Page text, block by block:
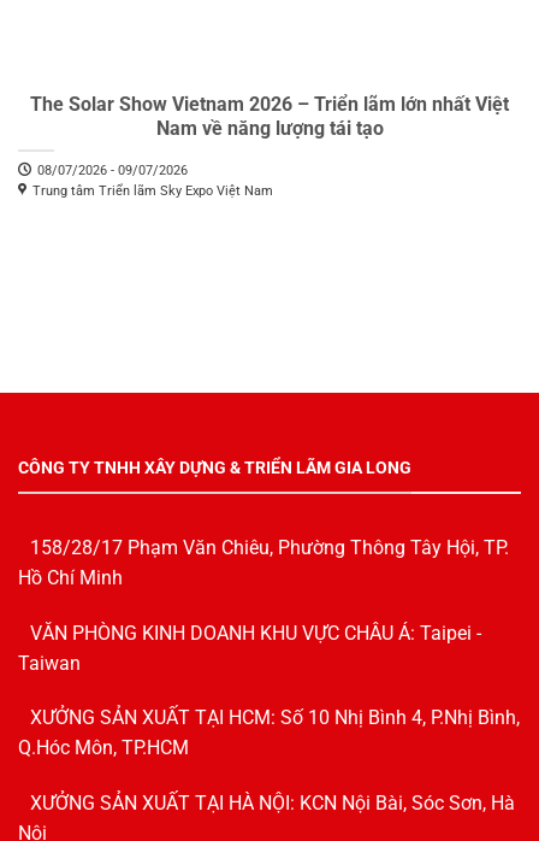
The Solar Show Vietnam 2026 – Triển lãm lớn nhất Việt
Nam về năng lượng tái tạo
08/07/2026 - 09/07/2026
Trung tâm Triển lãm Sky Expo Việt Nam
CÔNG TY TNHH XÂY DỰNG & TRIỂN LÃM GIA LONG
158/28/17 Phạm Văn Chiêu, Phường Thông Tây Hội, TP.
Hồ Chí Minh
VĂN PHÒNG KINH DOANH KHU VỰC CHÂU Á: Taipei -
Taiwan
XƯỞNG SẢN XUẤT TẠI HCM: Số 10 Nhị Bình 4, P.Nhị Bình,
Q.Hóc Môn, TP.HCM
XƯỞNG SẢN XUẤT TẠI HÀ NỘI: KCN Nội Bài, Sóc Sơn, Hà
Nội